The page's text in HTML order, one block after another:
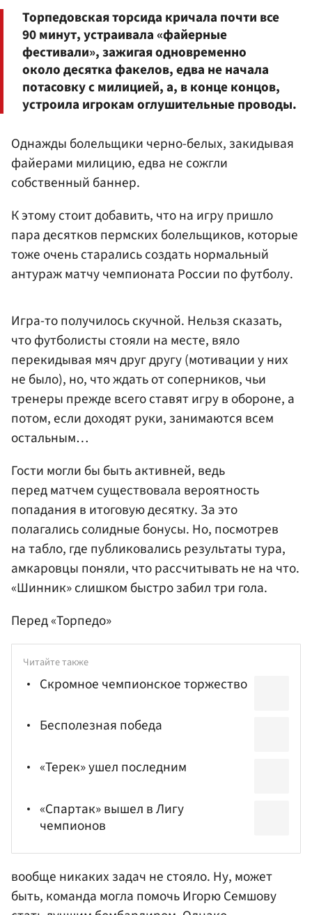
Торпедовская торсида кричала почти все
90 минут, устраивала «файерные
фестивали», зажигая одновременно
около десятка факелов, едва не начала
потасовку с милицией, а, в конце концов,
устроила игрокам оглушительные проводы.
Однажды болельщики черно-белых, закидывая
файерами милицию, едва не сожгли
собственный баннер.
К этому стоит добавить, что на игру пришло
пара десятков пермских болельщиков, которые
тоже очень старались создать нормальный
антураж матчу чемпионата России по футболу.
Игра-то получилось скучной. Нельзя сказать,
что футболисты стояли на месте, вяло
перекидывая мяч друг другу (мотивации у них
не было), но, что ждать от соперников, чьи
тренеры прежде всего ставят игру в обороне, а
потом, если доходят руки, занимаются всем
остальным…
Гости могли бы быть активней, ведь
перед матчем существовала вероятность
попадания в итоговую десятку. За это
полагались солидные бонусы. Но, посмотрев
на табло, где публиковались результаты тура,
амкаровцы поняли, что рассчитывать не на что.
«Шинник» слишком быстро забил три гола.
Перед «Торпедо»
Читайте также
Скромное чемпионское торжество
Бесполезная победа
«Терек» ушел последним
«Спартак» вышел в Лигу
чемпионов
вообще никаких задач не стояло. Ну, может
быть, команда могла помочьИгорю Семшову